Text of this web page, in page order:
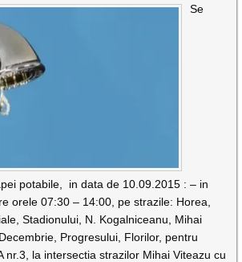
Se
potabile, in data de 10.09.2015 : – in
orele 07:30 – 14:00, pe strazile: Horea,
Stadionului, N. Kogalniceanu, Mihai
Progresului, Florilor, pentru
nr.3, la intersectia strazilor Mihai Viteazu cu